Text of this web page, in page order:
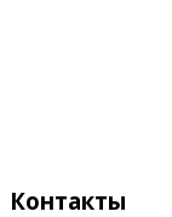
Контакты